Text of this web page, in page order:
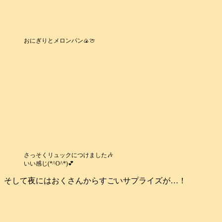
おにぎりとメロンパン🍙🍈
さっそくリュックにつけました🎶
いい感じ(*^O^*)💕
そして夜にはおくさんからすごいサプライズが…！